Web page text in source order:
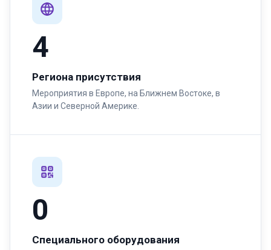
4
Региона присутствия
Мероприятия в Европе, на Ближнем Востоке, в
Азии и Северной Америке.
0
Специального оборудования